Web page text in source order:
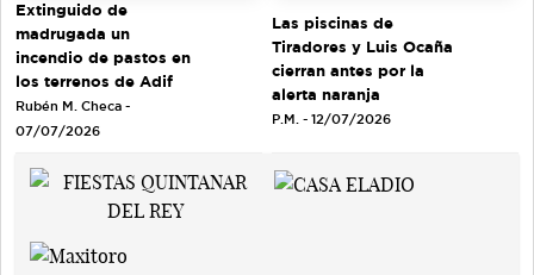
Extinguido de
madrugada un
incendio de pastos en
los terrenos de Adif
Rubén M. Checa -
07/07/2026
Las piscinas de
Tiradores y Luis Ocaña
cierran antes por la
alerta naranja
P.M. - 12/07/2026